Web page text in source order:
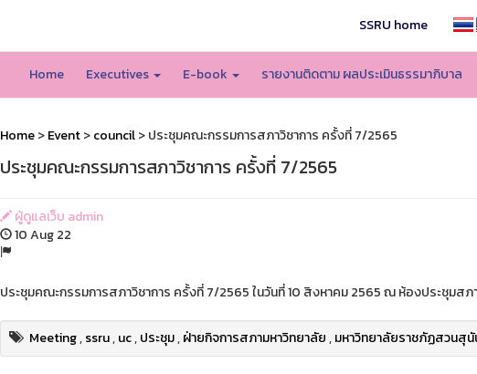
SSRU home
Home Executives E-book รายงานติดตาม ผลประเมินธรรมาภิบาล
Home>Event>council> ประชุมคณะกรรมการสภาวิชาการ ครั้งที่ 7/2565
ประชุมคณะกรรมการสภาวิชาการ ครั้งที่ 7/2565
ผู้ดูแลเว็บ admin
10 Aug 22
ประชุมคณะกรรมการสภาวิชาการ ครั้งที่ 7/2565 ในวันที่ 10 สิงหาคม 2565 ณ ห้องประชุมสภ
Meeting,ssru,uc,ประชุม,ฝ่ายกิจการสภามหาวิทยาลัย,มหาวิทยาลัยราชภัฏสวนสุนั